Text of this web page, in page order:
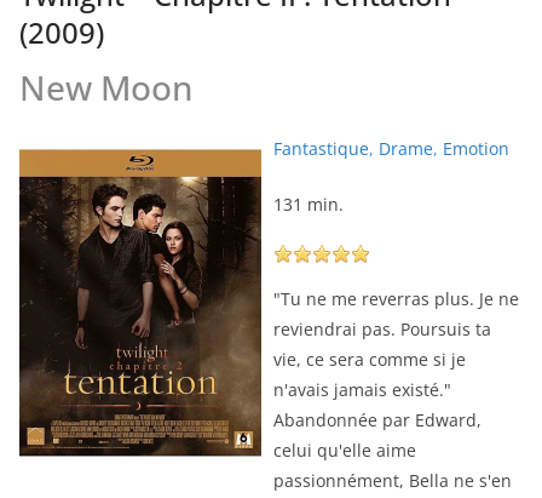
(2009)
New Moon
Fantastique, Drame, Emotion
131 min.
"Tu ne me reverras plus. Je ne
reviendrai pas. Poursuis ta
vie, ce sera comme si je
n'avais jamais existé."
Abandonnée par Edward,
celui qu'elle aime
passionnément, Bella ne s'en